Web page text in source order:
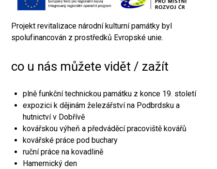
Projekt revitalizace národní kulturní památky byl
spolufinancován z prostředků Evropské unie.
co u nás můžete vidět / zažít
plně funkční technickou památku z konce 19. století
expozici k dějinám železářství na Podbrdsku a
hutnictví v Dobřívě
kovářskou výheň a předváděcí pracoviště kovářů
kovářské práce pod buchary
ruční práce na kovadlině
Hamernický den